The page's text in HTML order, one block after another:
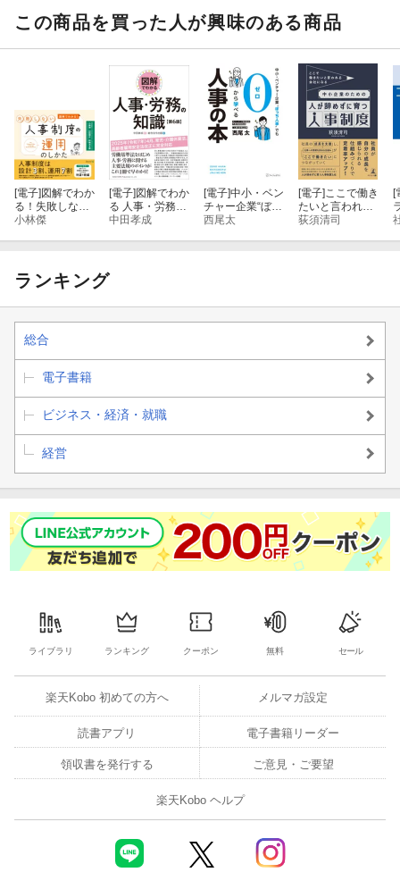
この商品を買った人が興味のある商品
[電子]図解でわか
る！失敗しない
人事制度の運用
小林傑
[電子]図解でわか
る 人事・労務の
知識（第６版）
中田孝成
[電子]中小・ベン
チャー企業“ぼっ
ち人事”でも０か
西尾太
[電子] ここで働き
たいと言われる
会社になる 中
荻須清司
[
ランキング
総合
電子書籍
ビジネス・経済・就職
経営
ライブラリ ランキング クーポン 無料 セール
楽天Kobo 初めての方へ メルマガ設定
読書アプリ 電子書籍リーダー
領収書を発行する ご意見・ご要望
楽天Kobo ヘルプ